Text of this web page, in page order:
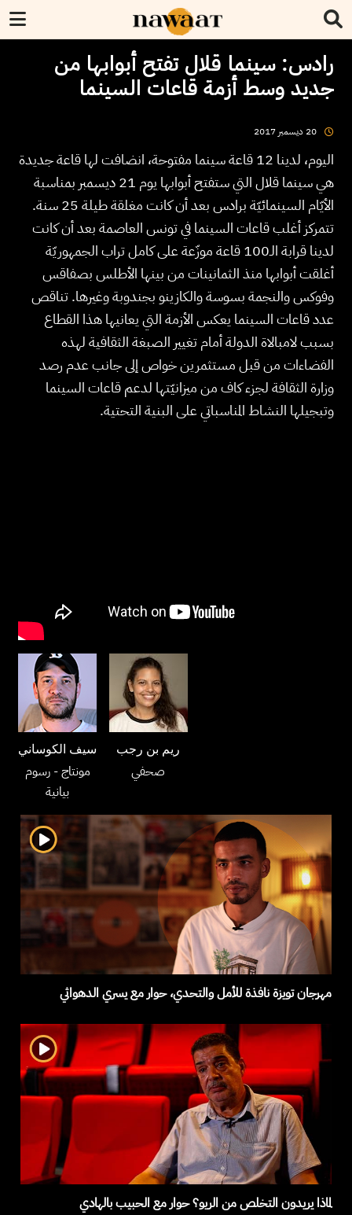
رادس: سينما قلال تفتح أبوابها من
جديد وسط أزمة قاعات السينما
20 ديسمبر 2017
اليوم، لدينا 12 قاعة سينما مفتوحة، انضافت لها قاعة جديدة
هي سينما قلال التي ستفتح أبوابها يوم 21 ديسمبر بمناسبة
الأيّام السينمائيّة برادس بعد أن كانت مغلقة طيلة 25 سنة.
تتمركز أغلب قاعات السينما في تونس العاصمة بعد أن كانت
لدينا قرابة الـ100 قاعة موزّعة على كامل تراب الجمهوريّة
أغلقت أبوابها منذ الثمانينات من بينها الأطلس بصفاقس
وفوكس والنجمة بسوسة والكازينو بجندوبة وغيرها. تناقص
عدد قاعات السينما يعكس الأزمة التي يعانيها هذا القطاع
بسبب لامبالاة الدولة أمام تغيير الصبغة الثقافية لهذه
الفضاءات من قبل مستثمرين خواص إلى جانب عدم رصد
وزارة الثقافة لجزء كاف من ميزانيّتها لدعم قاعات السينما
وتبجيلها النشاط المناسباتي على البنية التحتية.
سيف الكوساني
مونتاج- رسوم
بيانية
ريم بن رجب
صحفي
مهرجان تويزة نافذة للأمل والتحدي، حوار مع يسري الدهواثي
لماذا يريدون التخلص من الريو؟ حوار مع الحبيب بالهادي